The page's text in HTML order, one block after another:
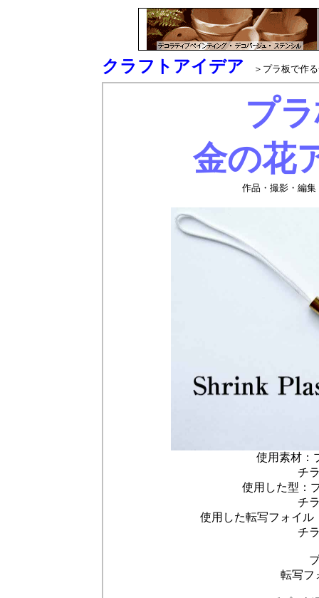
クラフトアイデア ＞プラ板で作
プ
金の花
作品・撮影・編集
使用素材：
チ
使用した型：
チ
使用した転写フォイル
チ
転写フ